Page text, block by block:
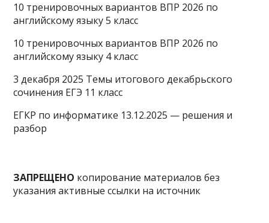
10 тренировочных вариантов ВПР 2026 по
английскому языку 5 класс
10 тренировочных вариантов ВПР 2026 по
английскому языку 4 класс
3 декабря 2025 Темы итогового декабрьского
сочинения ЕГЭ 11 класс
ЕГКР по информатике 13.12.2025 — решения и
разбор
ЗАПРЕЩЕНО копирование материалов без
указания активные ссылки на источник